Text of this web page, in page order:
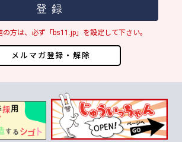
メルマガ登録・解除
方は、必ず「bs11.jp」を設定して下さい。